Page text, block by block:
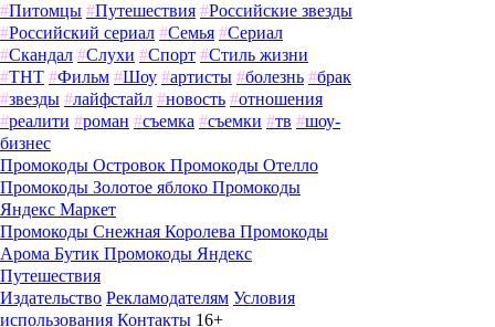
#Питомцы #Путешествия #Российские звезды
#Российский сериал #Семья #Сериал
#Скандал #Слухи #Спорт #Стиль жизни
#ТНТ #Фильм #Шоу #артисты #болезнь #брак
#звезды #лайфстайл #новость #отношения
#реалити #роман #съемка #съемки #тв #шоу-
бизнес
Промокоды Островок Промокоды Отелло
Промокоды Золотое яблоко Промокоды
Яндекс Маркет
Промокоды Снежная Королева Промокоды
Арома Бутик Промокоды Яндекс
Путешествия
Издательство Рекламодателям Условия
использования Контакты 16+